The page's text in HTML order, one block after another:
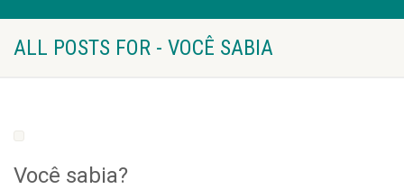
ALL POSTS FOR - VOCÊ SABIA
Você sabia?